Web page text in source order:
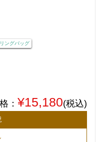
ングバッグ
： ¥15,180(税込)